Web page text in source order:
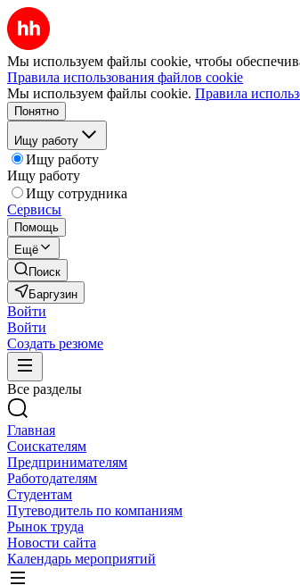
Мы используем файлы cookie, чтобы
Правила использования файлов cookie
Мы используем файлы cookie. Правила
Понятно
Ищу работу
Ищу работу
Ищу работу
Ищу сотрудника
Сервисы
Помощь
Ещё
Поиск
Баргузин
Войти
Войти
Создать резюме
Все разделы
Главная
Соискателям
Предпринимателям
Работодателям
Студентам
Путеводитель по компаниям
Рынок труда
Новости сайта
Календарь мероприятий